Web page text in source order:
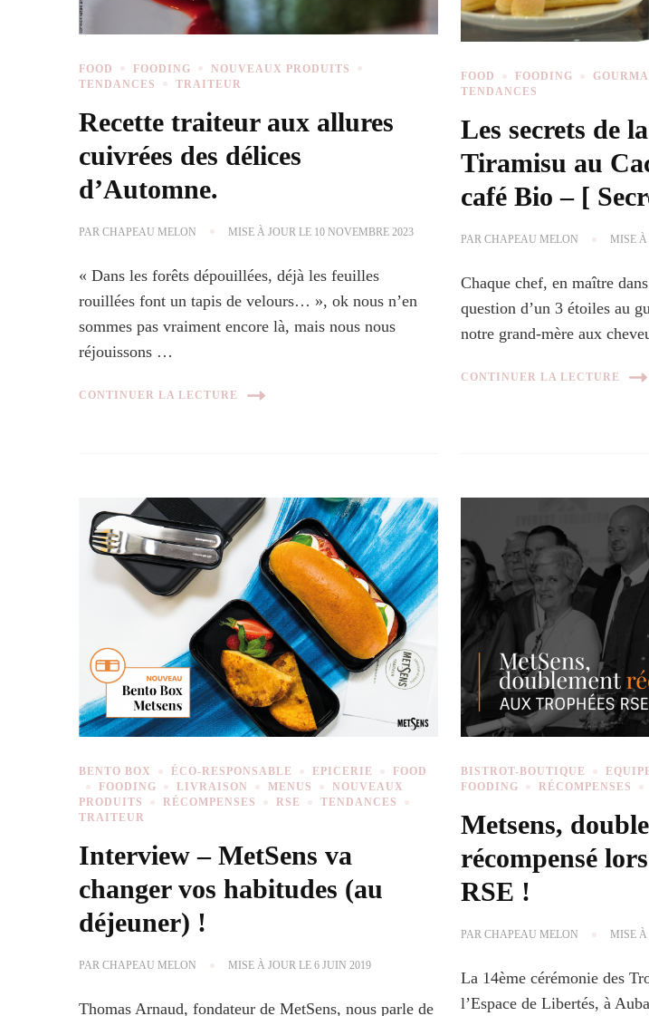
FOOD FOODING
NOUVEAUX PRODUITS
TENDANCES
TRAITEUR
Recette traiteur aux allures
cuivrées des délices
d’Automne.
PARCHAPEAU MELON MISE À JOUR LE 10 NOVEMBRE 2023
« Dans les forêts dépouillées, déjà les feuilles
rouillées font un tapis de velours… », ok nous n’en
sommes pas vraiment encore là, mais nous nous
réjouissons …
CONTINUER LA LECTURE
FOOD FOODING
TENDANCES
Les secrets de
Tiramisu au
café Bio – [
PARCHAPEAU MELON MISE À
Chaque chef, en maître
question d’un 3 étoiles au
notre grand-mère aux
CONTINUER LA LECTURE
BENTO BOX ÉCO-RESPONSABLE EPICERIE
FOOD
FOODING
LIVRAISON MENUS
NOUVEAUX
PRODUITS
RÉCOMPENSES RSE
TENDANCES
TRAITEUR
Interview – MetSens va
changer vos habitudes (au
déjeuner) !
PARCHAPEAU MELON MISE À JOUR LE6 JUIN 2019
Thomas Arnaud, fondateur de MetSens, nous parle de
BISTROT-BOUTIQUE
FOODING
RÉCOMPENSES
Metsens,
récompensé
RSE !
PARCHAPEAU MELON MISE À
La 14ème cérémonie des
l’Espace de Libertés, à